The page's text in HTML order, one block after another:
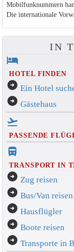
Mobilfunknummern
Die internationale
IN
hotel
HOTEL FINDEN
arrow_circle_right Ein Hotel
arrow_circle_right Gästehaus
flight_takeoff
PASSENDE
directions_bus_filled
TRANSPORT IN
arrow_circle_right Zug reisen
arrow_circle_right Bus/Van reisen
arrow_circle_right Hausflügler
arrow_circle_right Boote reisen
arrow_circle_right Transporte in